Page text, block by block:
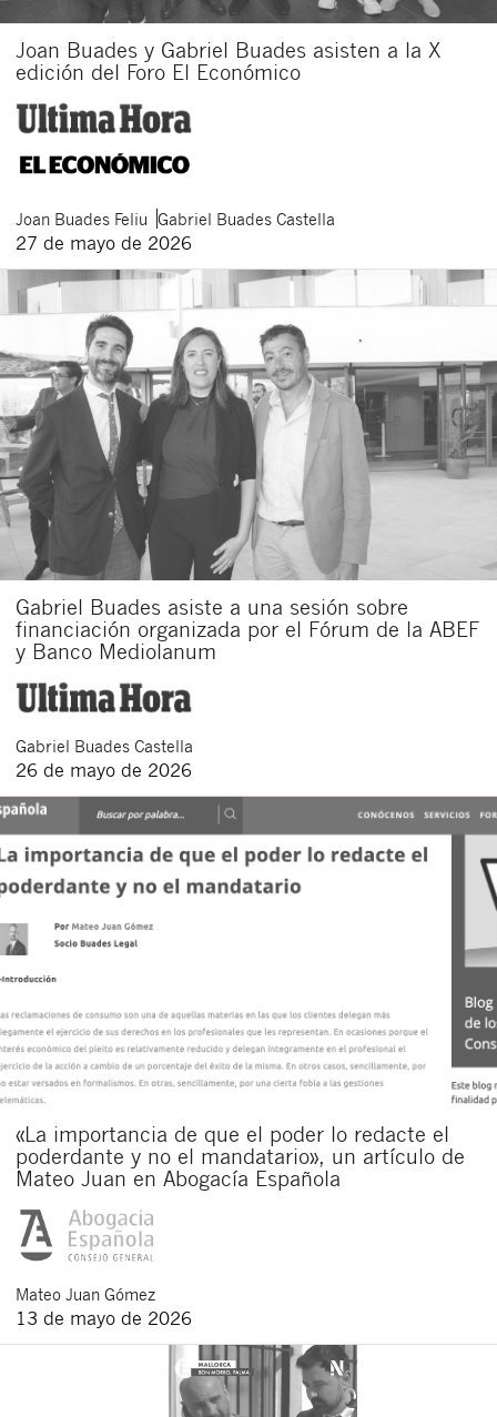
Joan Buades y Gabriel Buades asisten a la X
edición del Foro El Económico
Joan Buades Feliu Gabriel Buades Castella
27 de mayo de 2026
Gabriel Buades asiste a una sesión sobre
financiación organizada por el Fórum de la ABEF
y Banco Mediolanum
Gabriel Buades Castella
26 de mayo de 2026
«La importancia de que el poder lo redacte el
poderdante y no el mandatario», un artículo de
Mateo Juan en Abogacía Española
Mateo Juan Gómez
13 de mayo de 2026
artículos legales.
Acepto
condiciones
yde
Al pulsar el botón de envío manifiesta haber leído la siguiente
información básica sobre privacidad
es Buades Legal S.L. La finalidad es la atención a su solicitud. Tiene
derecho a acceder, rectificar y suprimir los datos, así como otros
derechos como se explica en la